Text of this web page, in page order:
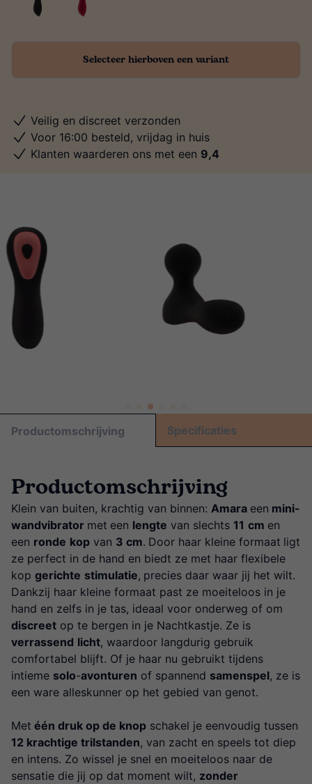
Selecteer hierboven een variant
Veilig en discreet verzonden
Voor 16:00 besteld, vrijdag in huis
Klanten waarderen ons met een 9,4
Productomschrijving Specificaties
Productomschrijving
Klein van buiten, krachtig van binnen: Amara een mini-
wandvibrator met een lengte van slechts 11 cm en
een ronde kop van 3 cm. Door haar kleine formaat ligt
ze perfect in de hand en biedt ze met haar flexibele
kop gerichte stimulatie, precies daar waar jij het wilt.
Dankzij haar kleine formaat past ze moeiteloos in je
hand en zelfs in je tas, ideaal voor onderweg of om
discreet op te bergen in je Nachtkastje. Ze is
verrassend licht, waardoor langdurig gebruik
comfortabel blijft. Of je haar nu gebruikt tijdens
intieme solo-avonturen of spannend samenspel, ze is
een ware alleskunner op het gebied van genot.
Met één druk op de knop schakel je eenvoudig tussen
12 krachtige trilstanden, van zacht en speels tot diep
en intens. Zo wissel je snel en moeiteloos naar de
sensatie die jij op dat moment wilt, zonder